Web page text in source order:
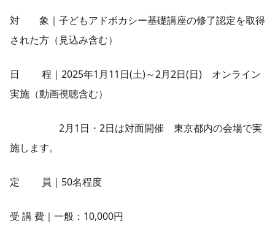
対 象｜子どもアドボカシー基礎講座の修了認定を取得
された方（見込み含む）
日 程｜2025年1月11日(土)～2月2日(日) オンライン
実施（動画視聴含む）
2月1日・2日は対面開催 東京都内の会場で実
施します。
定 員｜50名程度
受 講 費｜一般：10,000円